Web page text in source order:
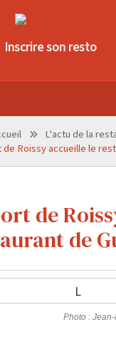
Inscrire son resto
L'actu de la
Roissy accueille le
de
de
Photo :